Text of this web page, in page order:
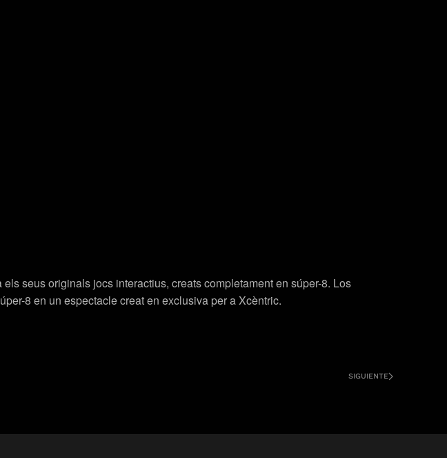
els seus originals jocs interactius, creats completament en súper-8. Los
8 en un espectacle creat en exclusiva per a Xcèntric.
SIGUIENTE